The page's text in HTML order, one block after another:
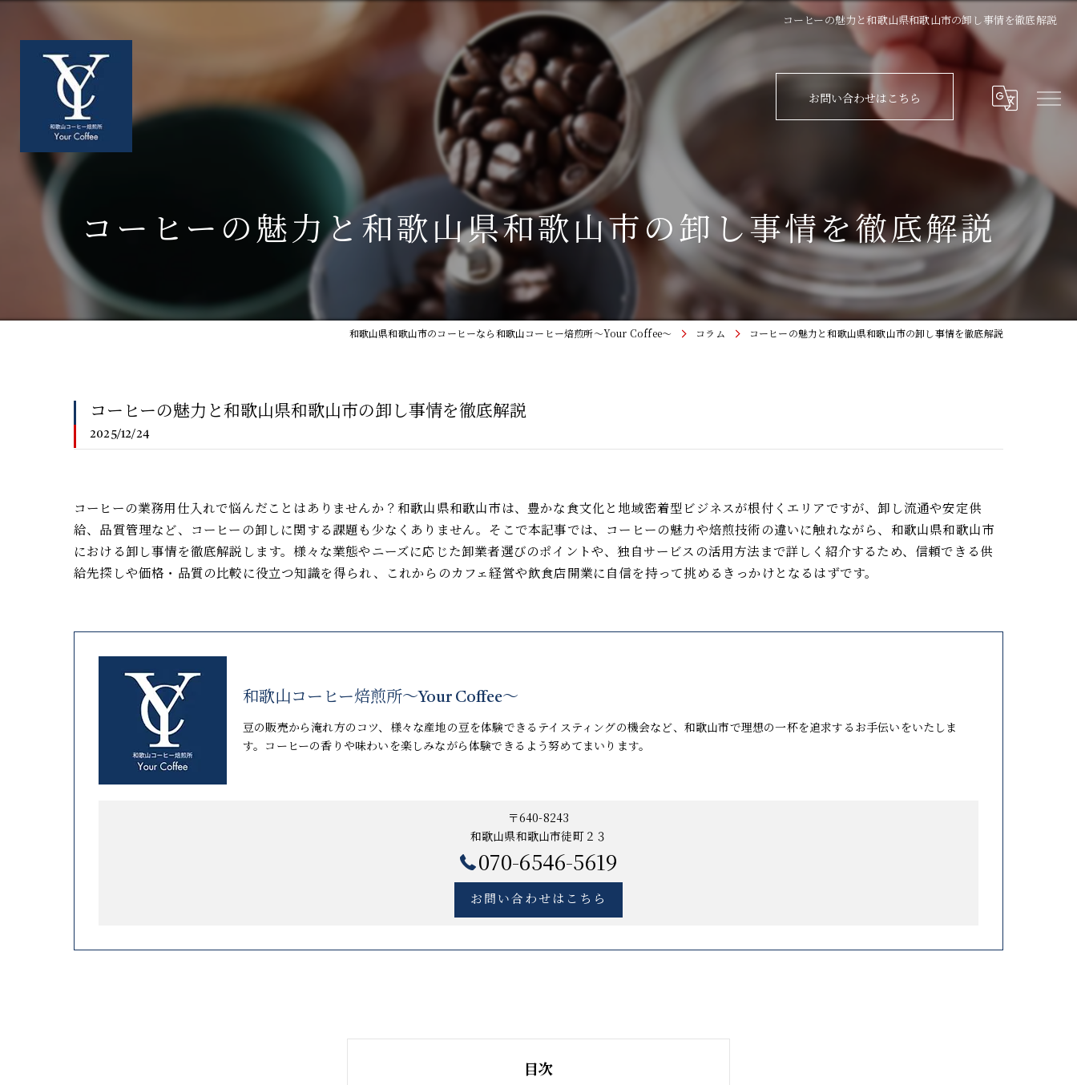
コーヒーの魅力と和歌山県和歌山市の卸し事情を徹底解説
お問い合わせはこちら
コーヒーの魅力と和歌山県和歌山市の卸し事情を徹底解説
和歌山県和歌山市のコーヒーなら和歌山コーヒー焙煎所〜Your Coffee〜 コラム コーヒーの魅力と和歌山県和歌山市の卸し事情を徹底解説
コーヒーの魅力と和歌山県和歌山市の卸し事情を徹底解説
2025/12/24
コーヒーの業務用仕入れで悩んだことはありませんか？和歌山県和歌山市は、豊かな食文化と地域密着型ビジネスが根付くエリアですが、卸し流通や安定供
給、品質管理など、コーヒーの卸しに関する課題も少なくありません。そこで本記事では、コーヒーの魅力や焙煎技術の違いに触れながら、和歌山県和歌山市
における卸し事情を徹底解説します。様々な業態やニーズに応じた卸業者選びのポイントや、独自サービスの活用方法まで詳しく紹介するため、信頼できる供
給先探しや価格・品質の比較に役立つ知識を得られ、これからのカフェ経営や飲食店開業に自信を持って挑めるきっかけとなるはずです。
和歌山コーヒー焙煎所〜Your Coffee〜
豆の販売から淹れ方のコツ、様々な産地の豆を体験できるテイスティングの機会など、和歌山市で理想の一杯を追求するお手伝いをいたしま
す。コーヒーの香りや味わいを楽しみながら体験できるよう努めてまいります。
〒640-8243
和歌山県和歌山市徒町２３
070-6546-5619
お問い合わせはこちら
目次